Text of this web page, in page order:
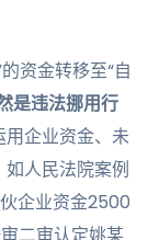
资金转移至“自
是违法挪用行
用企业资金、未
人民法院案例
企业资金2500